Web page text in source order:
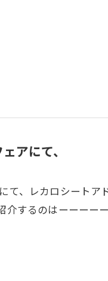
アにて、
て、レカロシート
介するのはーーーー